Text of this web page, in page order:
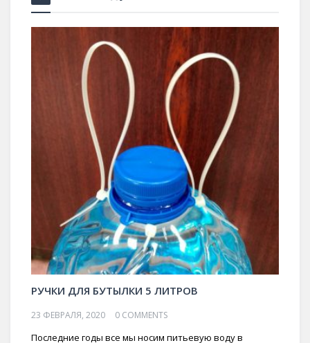
РУЧКИ ДЛЯ БУТЫЛКИ 5 ЛИТРОВ
23 ФЕВРАЛЯ, 2020 0 COMMENTS
Последние годы все мы носим питьевую воду в